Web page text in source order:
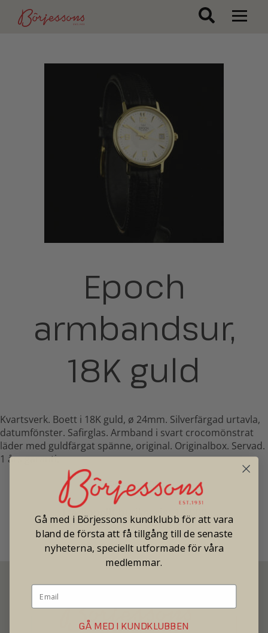
Epoch
armbandsur,
18K guld
Kvartsverk. Boett i 18K guld, ø 24mm. Silverfärgad urtavla,
datumfönster. Safirglas. Armband i svart crocomönstrat
läder med guldfärgat spänne, original. Originalbox. Servad.
1 års garanti.
Pris: 8 900
Tradionellt butikspris: 13 000
Gå med i Börjessons kundklubb för att vara
bland de första att få tillgång till de senaste
nyheterna, speciellt utformade för våra
medlemmar.
GÅ MED I KUNDKLUBBEN